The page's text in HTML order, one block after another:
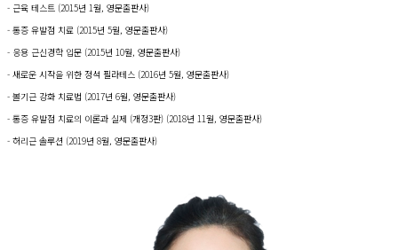
- 근육 테스트 (2015년 1월, 영문출판사)
- 통증 유발점 치료 (2015년 5월, 영문출판사)
- 응용 근신경학 입문 (2015년 10월, 영문출판사)
- 새로운 시작을 위한 정석 필라테스 (2016년 5월, 영문출판사)
- 볼기근 강화 치료법 (2017년 6월, 영문출판사)
- 통증 유발점 치료의 이론과 실제 (개정3판) (2018년 11월, 영문출판사)
- 허리근 솔루션 (2019년 8월, 영문출판사)